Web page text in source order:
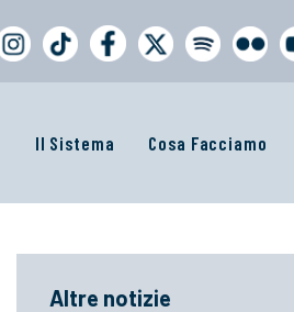
Il Sistema Cosa Facciamo
Altre notizie